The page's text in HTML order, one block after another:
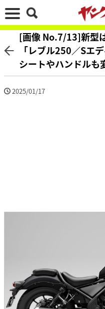
[画像 No.7/13]新型
「レブル250／Sエ
シートやハンドルも
2025/01/17